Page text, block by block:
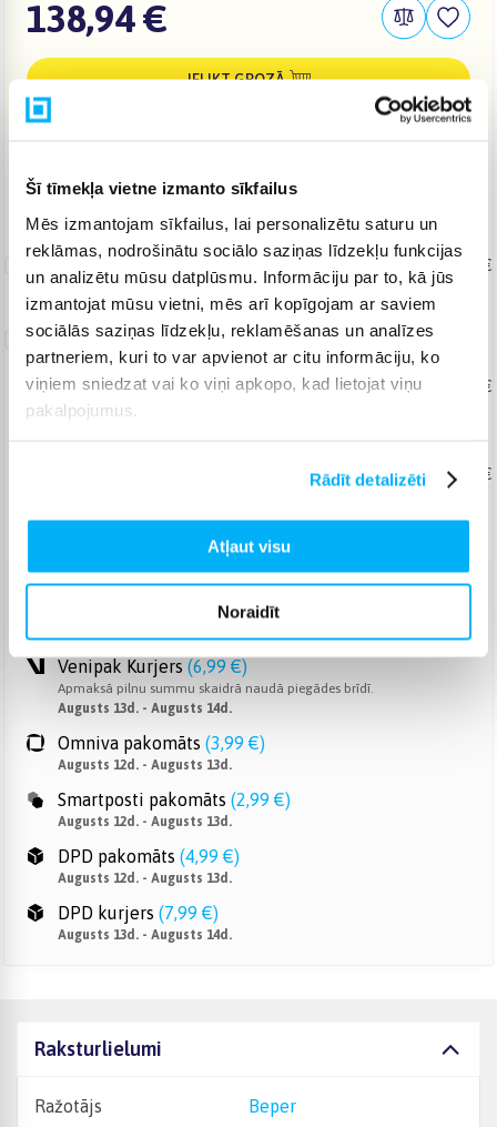
Šī tīmekļa vietne izmanto sīkfailus
Mēs izmantojam sīkfailus, lai personalizētu saturu un
reklāmas, nodrošinātu sociālo saziņas līdzekļu funkcijas
un analizētu mūsu datplūsmu. Informāciju par to, kā jūs
izmantojat mūsu vietni, mēs arī kopīgojam ar saviem
sociālās saziņas līdzekļu, reklamēšanas un analīzes
partneriem, kuri to var apvienot ar citu informāciju, ko
viņiem sniedzat vai ko viņi apkopo, kad lietojat viņu
pakalpojumus.
Rādīt detalizēti
Atļaut visu
Noraidīt
138,94 €
IELIKT GROZĀ
Norēķinieties bez papildmaksas 6 mēn.
Uznešanas/izkraušanas
pakalpojums
19,99 €
Garantijas
pagarināšana
Produkta labošana No 35,57 €
+ 2 + 3
No 46,68 €
2,99 €)
Venipak Kurjers (6,99 €)
Apmaksā pilnu summu skaidrā naudā piegādes brīdī.
Augusts 13d. - Augusts 14d.
Omniva pakomāts (3,99 €)
Augusts 12d. - Augusts 13d.
Smartposti pakomāts (2,99 €)
Augusts 12d. - Augusts 13d.
DPD pakomāts (4,99 €)
Augusts 12d. - Augusts 13d.
DPD kurjers (7,99 €)
Augusts 13d. - Augusts 14d.
Raksturlielumi
Ražotājs Beper